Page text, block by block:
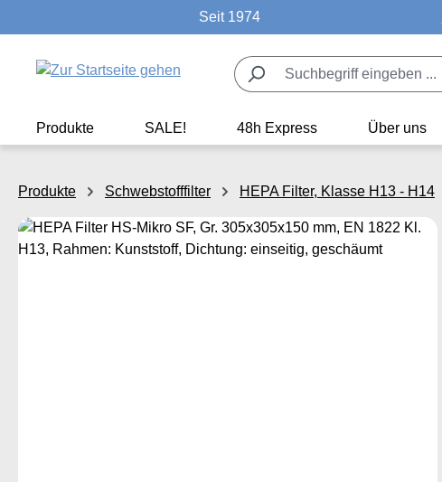
Zur Hauptnavigation springenSeit 1974
Produkte SALE! 48h Express Über uns
Produkte Schwebstofffilter HEPA Filter, Klasse H13 - H14
Bildergalerie überspringen